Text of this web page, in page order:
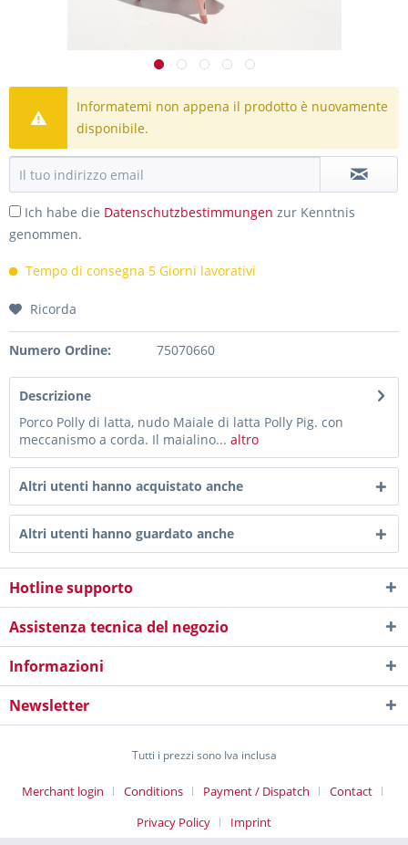
Informatemi non appena il prodotto è nuovamente
disponibile.
Ich habe die Datenschutzbestimmungen zur Kenntnis
genommen.
Tempo di consegna 5 Giorni lavorativi
Ricorda
Numero Ordine: 75070660
Descrizione
Porco Polly di latta, nudo Maiale di latta Polly Pig. con
meccanismo a corda. Il maialino... altro
Altri utenti hanno acquistato anche
Altri utenti hanno guardato anche
Hotline supporto
Assistenza tecnica del negozio
Informazioni
Newsletter
Tutti i prezzi sono Iva inclusa
Merchant login Conditions Payment / Dispatch
Contact
Privacy Policy
Imprint